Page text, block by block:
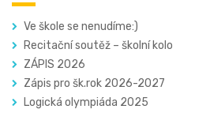
Ve škole se nenudíme:)
Recitační soutěž – školní kolo
ZÁPIS 2026
Zápis pro šk.rok 2026-2027
Logická olympiáda 2025